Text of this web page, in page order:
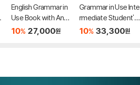
English Grammar in
Use Book with Ans
wers
10% 27,000원
Grammar in Use Inte
rmediate Student's
Book with Answers
10% 33,300원